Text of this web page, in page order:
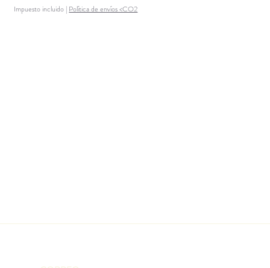
Impuesto incluido | Política de envíos <CO2